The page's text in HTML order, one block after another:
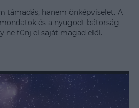
támadás, hanem önképviselet. A
és a nyugodt bátorság
ne tűnj el saját magad elől.